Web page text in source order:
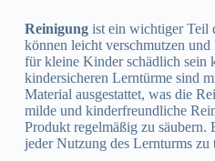
Reinigungist ein wichtiger Teil
können leicht verschmutzen
für kleine Kinder schädlich sein
kindersicheren Lerntürme sind
Material ausgestattet, was die
milde und kinderfreundliche
Produkt regelmäßig zu säubern.
jeder Nutzung des Lernturms zu